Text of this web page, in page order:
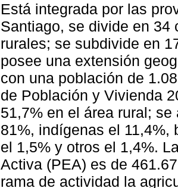
Está integrada por las
Santiago, se divide en 34
rurales; se subdivide en
posee una extensión
con una población de
de Población y Vivienda
51,7% en el área rural;
81%, indígenas el 11,4%,
el 1,5% y otros el 1,4%.
Activa (PEA) es de
rama de actividad la